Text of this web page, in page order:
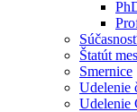
Štatút
Smernice
Udelenie
Udelenie